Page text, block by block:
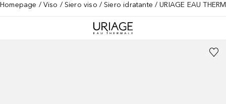
Homepage Viso Siero viso Siero idratante URIAGE EAU